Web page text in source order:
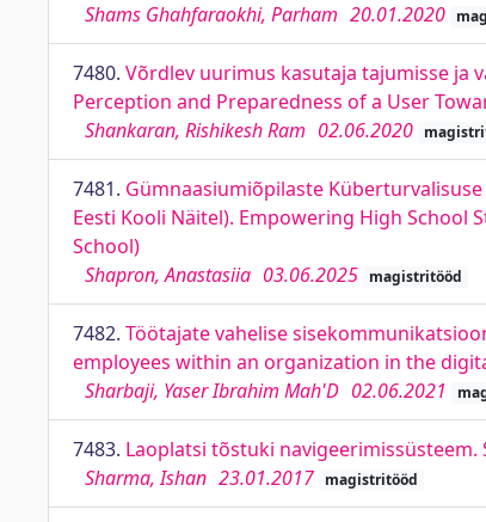
Shams Ghahfaraokhi, Parham 20.01.2020
7480. Võrdlev uurimus kasutaja tajumisse ja
Perception and Preparedness of a User
Shankaran, Rishikesh Ram 02.06.2020
7481. Gümnaasiumiõpilaste
Eesti Kooli Näitel). Empowering High School
School)
Shapron, Anastasiia 03.06.2025 magistritööd
7482. Töötajate vahelise
employees within an organization in the
Sharbaji, Yaser Ibrahim Mah'D 02.06.2021
7483. Laoplatsi tõstuki
Sharma, Ishan 23.01.2017 magistritööd